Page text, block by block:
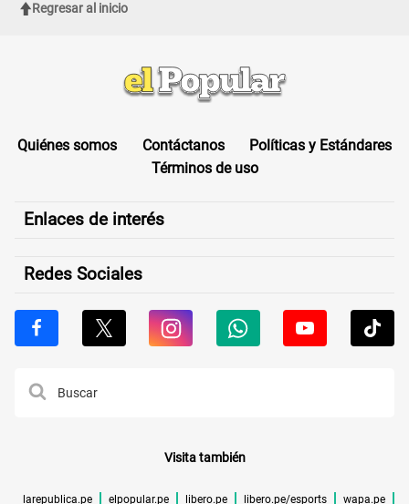
Regresar al inicio
Quiénes somos Contáctanos
Políticas y Estándares
Términos de uso
Enlaces de interés
Redes Sociales
Visita también
larepublica.pe elpopular.pe libero.pe libero.pe/esports wapa.pe